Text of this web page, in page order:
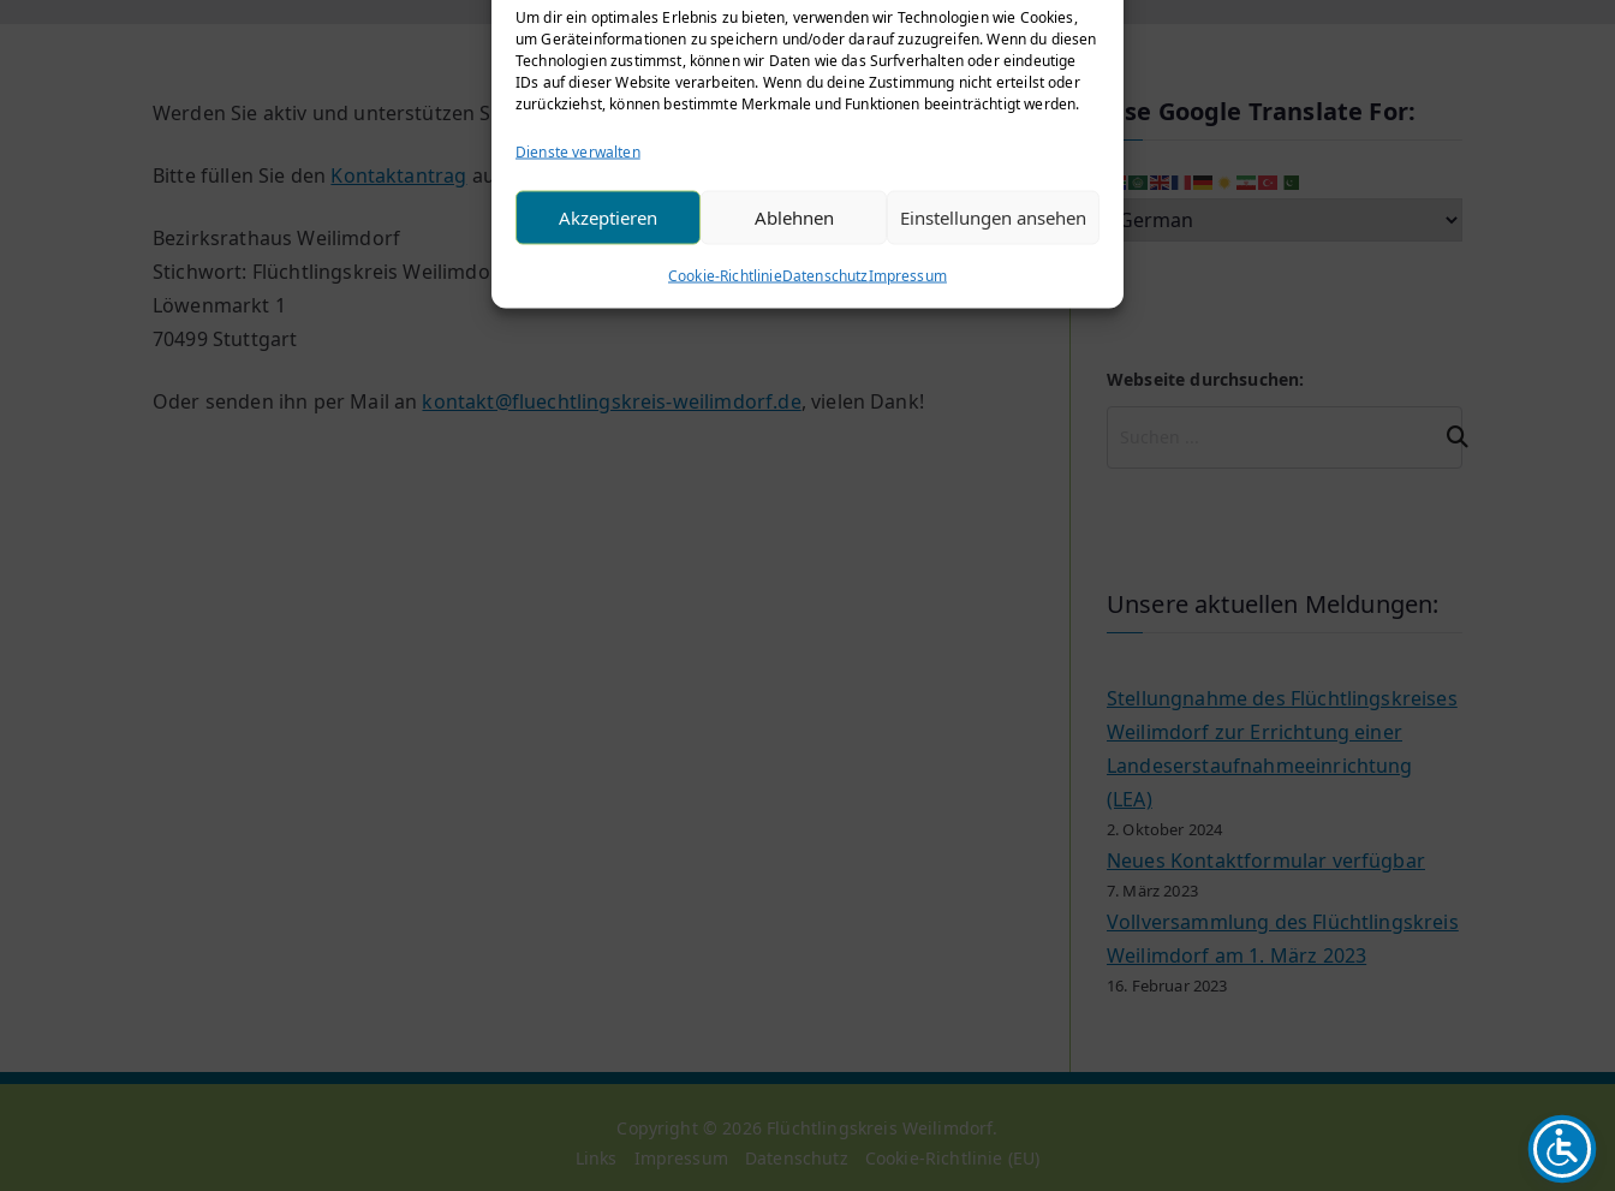
Um dir ein optimales Erlebnis zu bieten, verwenden wir Technologien wie Cookies,
um Geräteinformationen zu speichern und/oder darauf zuzugreifen. Wenn du diesen
Technologien zustimmst, können wir Daten wie das Surfverhalten oder eindeutige
IDs auf dieser Website verarbeiten. Wenn du deine Zustimmung nicht erteilst oder
zurückziehst, können bestimmte Merkmale und Funktionen beeinträchtigt werden.
Dienste verwalten
Akzeptieren Ablehnen Einstellungen ansehen
Cookie-RichtlinieDatenschutzImpressum
Werden Sie aktiv und unterstützen Sie uns! Die Mitgliedschaft bzw. Mitarbeit ist kostenlos.
Bitte füllen Sie den Kontaktantrag aus und senden Sie ihn unterschrieben zurück an:
Bezirksrathaus Weilimdorf
Stichwort: Flüchtlingskreis Weilimdorf
Löwenmarkt 1
70499 Stuttgart
Oder senden ihn per Mail an kontakt@fluechtlingskreis-weilimdorf.de, vielen Dank!
Use Google Translate For:
Webseite durchsuchen:
Unsere aktuellen Meldungen:
Stellungnahme des Flüchtlingskreises
Weilimdorf zur Errichtung einer
Landeserstaufnahmeeinrichtung
(LEA)
2. Oktober 2024
Neues Kontaktformular verfügbar
7. März 2023
Vollversammlung des Flüchtlingskreis
Weilimdorf am 1. März 2023
16. Februar 2023
Copyright © 2026 Flüchtlingskreis Weilimdorf.
Links
Impressum Datenschutz Cookie-Richtlinie (EU)